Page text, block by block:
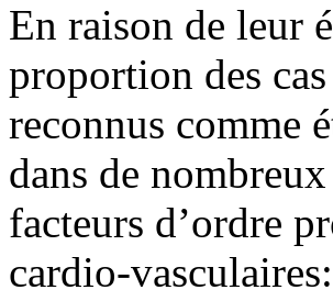
En raison de leur
proportion des
reconnus comme
dans de
facteurs d’ordre
cardio-